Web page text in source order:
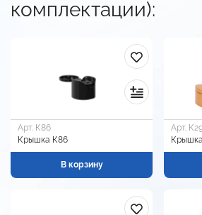
комплектации):
Арт. К86
Крышка К86
В корзину
Арт.